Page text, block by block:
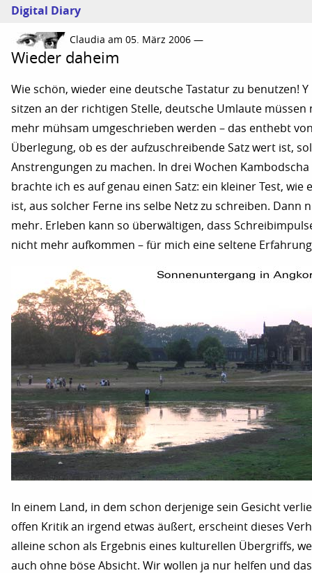
Digital Diary
Claudia am 05. März 2006 —
Wieder daheim
Wie schön, wieder eine deutsche Tastatur zu benutzen! Y
sitzen an der richtigen Stelle, deutsche Umlaute müssen
mehr mühsam umgeschrieben werden – das enthebt
Überlegung, ob es der aufzuschreibende Satz wert ist,
Anstrengungen zu machen. In drei Wochen Kambodscha
brachte ich es auf genau einen Satz: ein kleiner Test, wie
ist, aus solcher Ferne ins selbe Netz zu schreiben. Dann
mehr. Erleben kann so überwältigen, dass
nicht mehr aufkommen – für mich eine seltene
In einem Land, in dem schon derjenige sein Gesicht
offen Kritik an irgend etwas äußert, erscheint dieses
alleine schon als Ergebnis eines kulturellen Übergriffs,
auch ohne böse Absicht. Wir wollen ja nur helfen und